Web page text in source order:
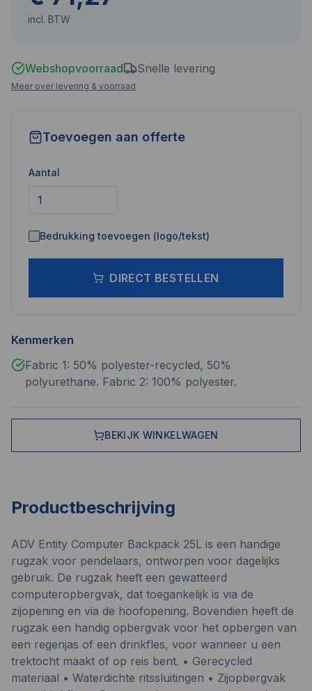
incl. BTW
Webshopvoorraad Snelle levering
Meer over levering & voorraad
Toevoegen aan offerte
Aantal
Bedrukking toevoegen (logo/tekst)
DIRECT BESTELLEN
Kenmerken
Fabric 1: 50% polyester-recycled, 50%
polyurethane. Fabric 2: 100% polyester.
BEKIJK WINKELWAGEN
Productbeschrijving
ADV Entity Computer Backpack 25L is een handige
rugzak voor pendelaars, ontworpen voor dagelijks
gebruik. De rugzak heeft een gewatteerd
computeropbergvak, dat toegankelijk is via de
zijopening en via de hoofopening. Bovendien heeft de
rugzak een handig opbergvak voor het opbergen van
een regenjas of een drinkfles, voor wanneer u een
trektocht maakt of op reis bent. • Gerecycled
materiaal • Waterdichte ritssluitingen • Zijopbergvak